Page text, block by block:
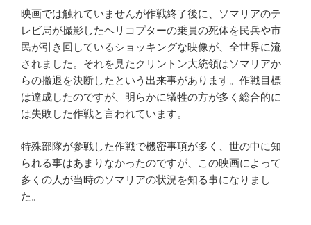
映画では触れていませんが作戦終了後に、ソマリアのテ
レビ局が撮影したヘリコプターの乗員の死体を民兵や市
民が引き回しているショッキングな映像が、全世界に流
されました。それを見たクリントン大統領はソマリアか
らの撤退を決断したという出来事があります。作戦目標
は達成したのですが、明らかに犠牲の方が多く総合的に
は失敗した作戦と言われています。
特殊部隊が参戦した作戦で機密事項が多く、世の中に知
られる事はあまりなかったのですが、この映画によって
多くの人が当時のソマリアの状況を知る事になりまし
た。